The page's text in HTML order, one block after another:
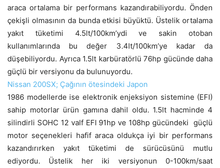
araca ortalama bir performans kazandırabiliyordu. Önden
çekişli olmasının da bunda etkisi büyüktü. Üstelik ortalama
yakıt tüketimi 4.5lt/100km’ydi ve sakin otoban
kullanımlarında bu değer 3.4lt/100km’ye kadar da
düşebiliyordu. Ayrıca 1.5lt karbüratörlü 76hp gücünde daha
güçlü bir versiyonu da bulunuyordu.
Nissan 200SX; Çağının ötesindeki Japon
1986 modellerde ise elektronik enjeksiyon sistemine (EFI)
sahip motorlar ürün gamına dahil oldu. 1.5lt hacminde 4
silindirli SOHC 12 valf EFI 91hp ve 108hp gücündeki güçlü
motor seçenekleri hafif araca oldukça iyi bir performans
kazandırırken yakıt tüketimi de sürücüsünü mutlu
ediyordu. Üstelik her iki versiyonun 0-100km/saat